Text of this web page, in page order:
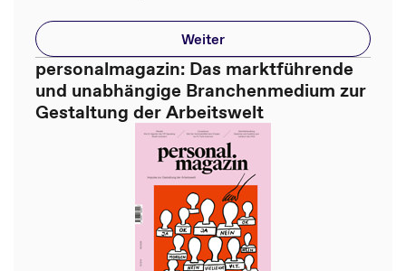
Weiter
personalmagazin: Das marktführende
und unabhängige Branchenmedium zur
Gestaltung der Arbeitswelt